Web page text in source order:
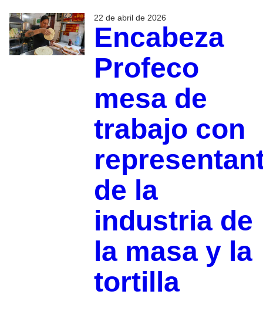
22 de abril de 2026
Encabeza
Profeco
mesa de
trabajo con
de la
industria de
la masa y la
tortilla